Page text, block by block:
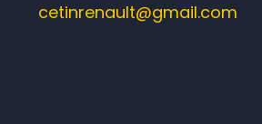
cetinrenault@gmail.com